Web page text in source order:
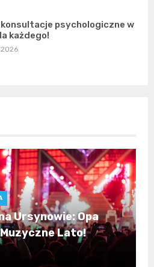
konsultacje psychologiczne w
każdego!
Ursynowie: Opa
Lato!